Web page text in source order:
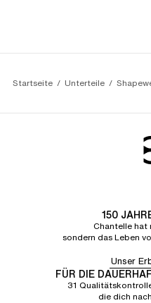
Startseite Unterteile
150
Chantelle hat
sondern das Leben
Unser
FÜR DIE
31
die dich